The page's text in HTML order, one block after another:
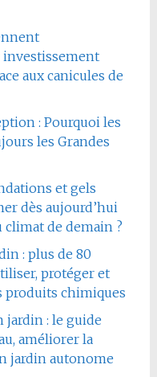
investissement
aux canicules de
: Pourquoi les
les Grandes
et gels
dès aujourd’hui
de demain ?
: plus de 80
protéger et
produits chimiques
: le guide
améliorer la
jardin autonome